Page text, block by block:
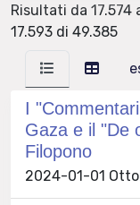
Risultati da 17.574
17.593 di 49.385
I
Gaza e il "De
Filopono
2024-01-01